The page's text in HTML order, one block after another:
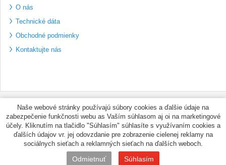
O nás
Technické dáta
Obchodné podmienky
Kontaktujte nás
Bezpečné platební
metody
Využíváme zasílání
PPL
© PNEUMAX.SK 2026 by
Naše webové stránky používajú súbory cookies a ďalšie údaje na
zabezpečenie funkčnosti webu as Vaším súhlasom aj oi na marketingové
účely. Kliknutím na tlačidlo "Súhlasím" súhlasíte s využívaním cookies a
ďalších údajov vr. jej odovzdanie pre zobrazenie cielenej reklamy na
sociálnych sieťach a reklamných sieťach na ďalších weboch.
Odmietnuť Súhlasím